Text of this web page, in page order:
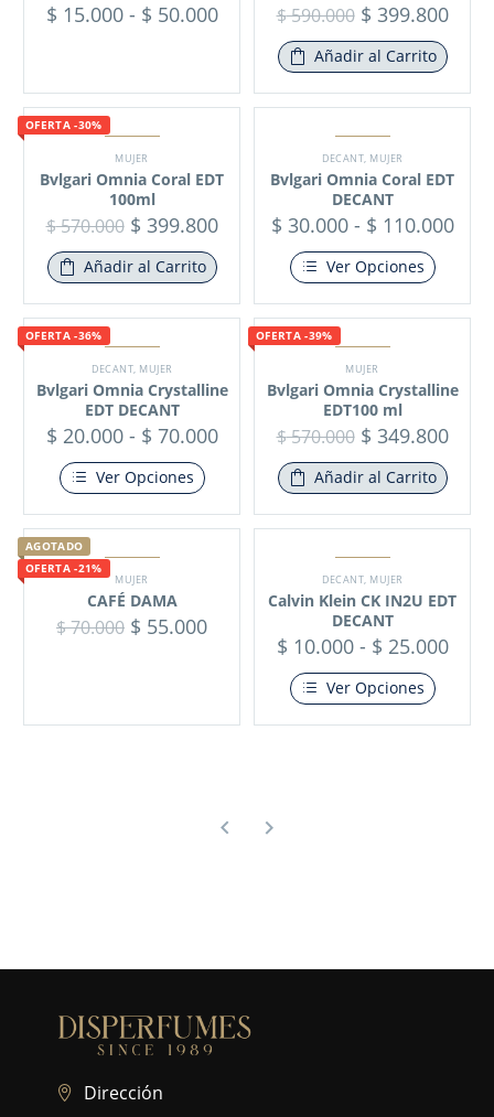
$ 15.000 - $ 50.000 $590.000 $ 399.800
Añadir al Carrito
OFERTA -30%
MUJER
Bvlgari Omnia Coral EDT
100ml
$570.000 $ 399.800
Añadir al Carrito
DECANT, MUJER
Bvlgari Omnia Coral EDT
DECANT
$ 30.000 - $ 110.000
Ver Opciones
OFERTA -36%
DECANT, MUJER
Bvlgari Omnia Crystalline
EDT DECANT
$ 20.000 - $ 70.000
Ver Opciones
OFERTA -39%
MUJER
Bvlgari Omnia Crystalline
EDT100 ml
$570.000 $ 349.800
Añadir al Carrito
AGOTADO
OFERTA -21%
MUJER
CAFÉ DAMA
$70.000 $ 55.000
DECANT, MUJER
Calvin Klein CK IN2U EDT
DECANT
$ 10.000 - $ 25.000
Ver Opciones
Dirección